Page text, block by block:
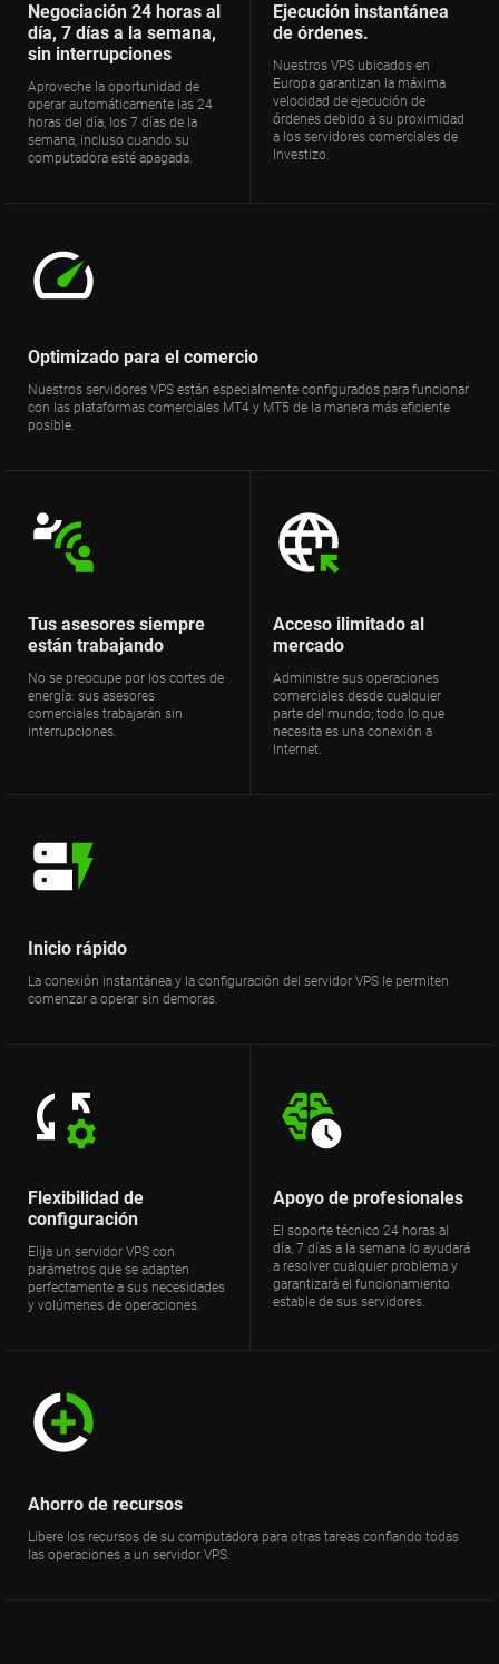
Negociación 24 horas al
día, 7 días a la semana,
sin interrupciones
Aproveche la oportunidad de
operar automáticamente las 24
horas del día, los 7 días de la
semana, incluso cuando su
computadora esté apagada.
Ejecución instantánea
de órdenes.
Nuestros VPS ubicados en
Europa garantizan la máxima
velocidad de ejecución de
órdenes debido a su proximidad
a los servidores comerciales de
Investizo.
Optimizado para el comercio
Nuestros servidores VPS están especialmente configurados para funcionar
con las plataformas comerciales MT4 y MT5 de la manera más eficiente
posible.
Tus asesores siempre
están trabajando
No se preocupe por los cortes de
energía: sus asesores
comerciales trabajarán sin
interrupciones.
Acceso ilimitado al
mercado
Administre sus operaciones
comerciales desde cualquier
parte del mundo; todo lo que
necesita es una conexión a
Internet.
Inicio rápido
La conexión instantánea y la configuración del servidor VPS le permiten
comenzar a operar sin demoras.
Flexibilidad de
configuración
Elija un servidor VPS con
parámetros que se adapten
perfectamente a sus necesidades
y volúmenes de operaciones.
Apoyo de profesionales
El soporte técnico 24 horas al
día, 7 días a la semana lo ayudará
a resolver cualquier problema y
garantizará el funcionamiento
estable de sus servidores.
Ahorro de recursos
Libere los recursos de su computadora para otras tareas confiando todas
las operaciones a un servidor VPS.